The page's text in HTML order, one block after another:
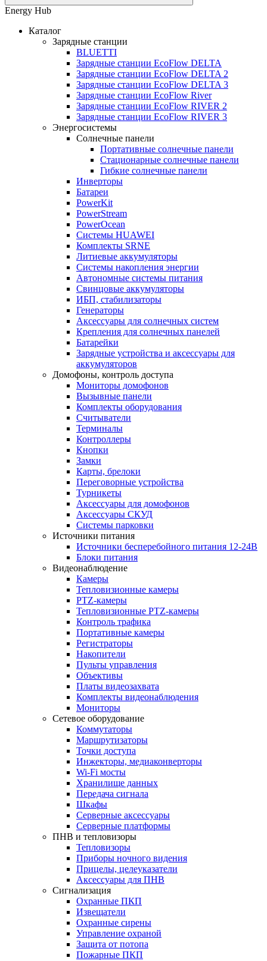
Energy Hub
Каталог
Зарядные станции
BLUETTI
Зарядные станции EcoFlow DELTA
Зарядные станции EcoFlow DELTA 2
Зарядные станции EcoFlow DELTA 3
Зарядные станции EcoFlow River
Зарядные станции EcoFlow RIVER 2
Зарядные станции EcoFlow RIVER 3
Энергосистемы
Солнечные панели
Портативные солнечные панели
Стационарные солнечные панели
Гибкие солнечные панели
Инверторы
Батареи
PowerKit
PowerStream
PowerOcean
Системы HUAWEI
Комплекты SRNE
Литиевые аккумуляторы
Системы накопления энергии
Автономные системы питания
Свинцовые аккумуляторы
ИБП, стабилизаторы
Генераторы
Аксессуары для солнечных систем
Крепления для солнечных панелей
Батарейки
Зарядные устройства и аксессуары для
аккумуляторов
Домофоны, контроль доступа
Мониторы домофонов
Вызывные панели
Комплекты оборудования
Считыватели
Терминалы
Контроллеры
Кнопки
Замки
Карты, брелоки
Переговорные устройства
Турникеты
Аксессуары для домофонов
Аксессуары СКУД
Системы парковки
Источники питания
Источники бесперебойного питания 12-24В
Блоки питания
Видеонаблюдение
Камеры
Тепловизионные камеры
PTZ-камеры
Тепловизионные PTZ-камеры
Контроль трафика
Портативные камеры
Регистраторы
Накопители
Пульты управления
Объективы
Платы видеозахвата
Комплекты видеонаблюдения
Мониторы
Сетевое оборудование
Коммутаторы
Маршрутизаторы
Точки доступа
Инжекторы, медиаконверторы
Wi-Fi мосты
Хранилище данных
Передача сигнала
Шкафы
Серверные аксессуары
Серверные платформы
ПНВ и тепловизоры
Тепловизоры
Приборы ночного видения
Прицелы, целеуказатели
Аксессуары для ПНВ
Сигнализация
Охранные ПКП
Извещатели
Охранные сирены
Управление охраной
Защита от потопа
Пожарные ПКП